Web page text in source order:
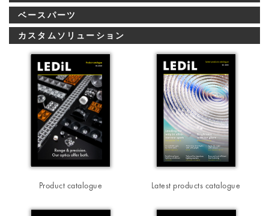
ベースパーツ
カスタムソリューション
Product catalogue Latest products catalogue